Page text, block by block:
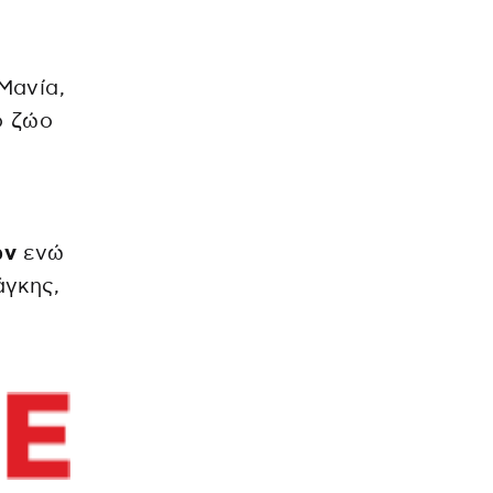
ζώο
ενώ